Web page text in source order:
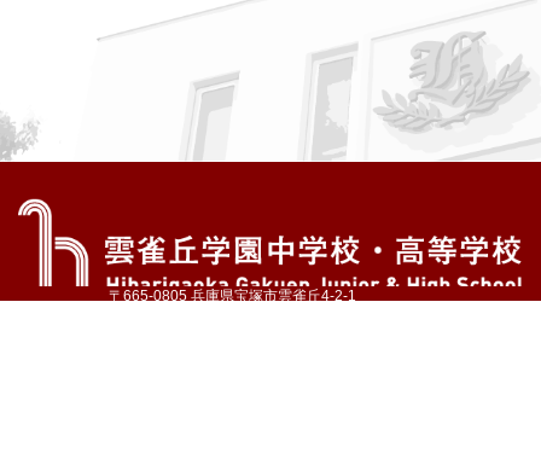
〒665-0805 兵庫県宝塚市雲雀丘4-2-1